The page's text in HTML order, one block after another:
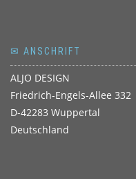
✉ ANSCHRIFT
ALJO DESIGN
Friedrich-Engels-Allee 332
D-42283 Wuppertal
Deutschland